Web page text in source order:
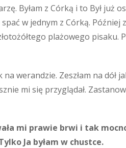
Byłam z Córką i to Był już
w jednym z Córką. Później
plażowego pisaku.
werandzie. Zeszłam na dół
mi się przyglądał.
mi prawie brwi i tak
Ja byłam w chustce.